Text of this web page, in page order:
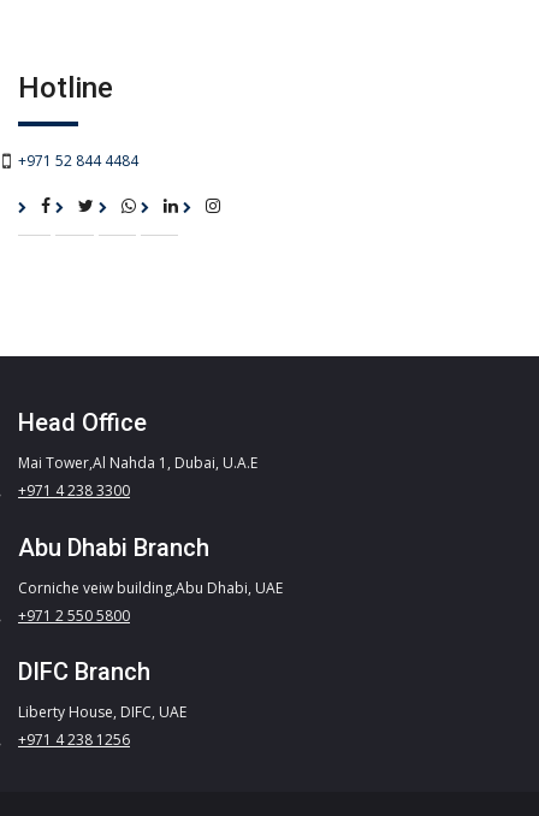
Hotline
+971 52 844 4484
Head Office
Mai Tower,Al Nahda 1, Dubai, U.A.E
+971 4 238 3300
Abu Dhabi Branch
Corniche veiw building,Abu Dhabi, UAE
+971 2 550 5800
DIFC Branch
Liberty House, DIFC, UAE
+971 4 238 1256